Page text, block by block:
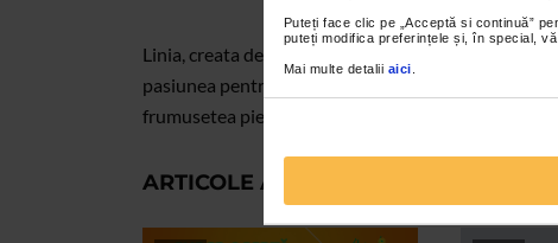
Puteți face clic pe „Acceptă si continuă”
puteți modifica preferințele și, în special,
Mai multe detalii aici
Linia, creata de Nesti Dante din Florenta, o
pasiunea pentru realizarea sapunurilor, consta in
frumusetea pielii si starea generala de bine a mintii.
ARTICOLE ASEMANATOARE